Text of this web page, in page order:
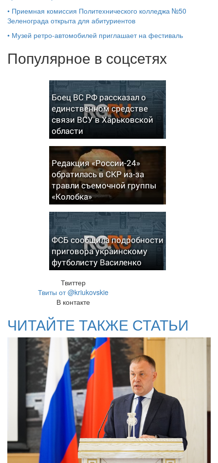
• Приемная комиссия Политехнического колледжа №50
Зеленограда открыта для абитуриентов
• Музей ретро-автомобилей приглашает на фестиваль
Популярное в соцсетях
Боец ВС РФ рассказал о
единственном средстве
связи ВСУ в Харьковской
области
Редакция «России-24»
обратилась в СКР из-за
травли съемочной группы
«Колобка»
ФСБ сообщила подробности
приговора украинскому
футболисту Василенко
Твиттер
Твиты от @kriukovskie
В контакте
ЧИТАЙТЕ ТАКЖЕ СТАТЬИ